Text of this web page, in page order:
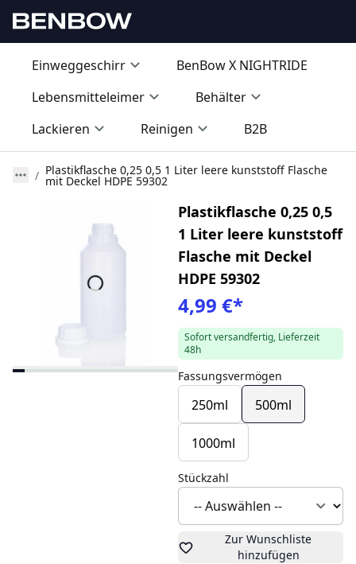
Einweggeschirr
BenBow X NIGHTRIDE
Lebensmitteleimer
Behälter
Lackieren
Reinigen B2B
Plastikflasche 0,25 0,5 1 Liter leere kunststoff Flasche
mit Deckel HDPE 59302
Plastikflasche 0,25 0,5
1 Liter leere kunststoff
Flasche mit Deckel
HDPE 59302
4,99 €*
Sofort versandfertig, Lieferzeit
48h
Fassungsvermögen
250ml 500ml
1000ml
Stückzahl
Zur Wunschliste
hinzufügen